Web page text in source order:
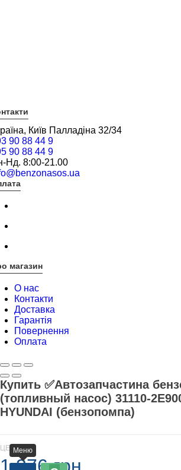
Київ Палладіна 32/34
90 88 44 9
90 88 44 9
Нд. 8:00-21.00
магазин
О нас
Контакти
Доставка
Гарантія
Повернення
Оплата
Купить ✅Автозапчастина
(топливный насос) 31110-
HYUNDAI (бензопомпа)
ЦЕНАМеню